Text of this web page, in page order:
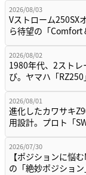
2026/08/03
Vストローム250SX
ら待望の「
2026/08/02
1980年代、2スト
び。ヤマハ「
2026/08/01
進化したカワサキ
用設計。プロト「
2026/07/30
【ポジションに悩
の「絶妙ポジショ